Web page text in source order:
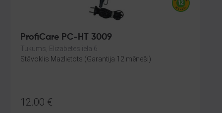
ProfiCare PC-HT 3009
Tukums, Elizabetes iela 6
Stāvoklis Mazlietots (Garantija 12 mēneši)
12.00 €